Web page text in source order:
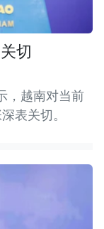
切
，越南对当前
表关切。